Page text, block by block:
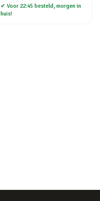
✔ Voor 22:45 besteld, morgen in
huis!